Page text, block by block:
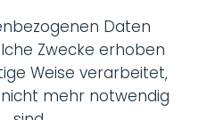
Daten
Zwecke erhoben
Weise verarbeitet,
mehr notwendig